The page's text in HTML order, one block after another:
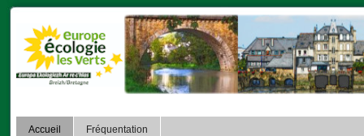
Accueil Fréquentation